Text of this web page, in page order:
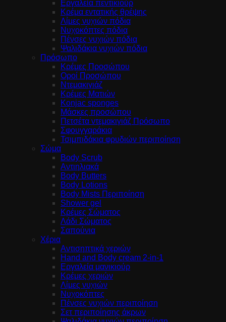
Εργαλεία πεντικιούρ
Κρέμα εντατικής θρέψης
Λίμες νυχιών πόδια
Νυχοκόπτες πόδια
Πένσες νυχιών πόδια
Ψαλιδάκια νυχιών πόδια
Πρόσωπο
Κρέμες Προσώπου
Οροί Προσώπου
Ντεμακιγιάζ
Κρέμες Ματιών
Konjac sponges
Μάσκες προσώπου
Πετσέτα ντεμακιγιάζ Πρόσωπο
Σφουγγαράκια
Τσιμπιδάκια φρυδιών περιποίηση
Σώμα
Body Scrub
Αντιηλιακά
Body Butters
Body Lotions
Body Mists Περιποίηση
Shower gel
Κρέμες Σώματος
Λάδι Σώματος
Σαπούνια
Χέρια
Αντισηπτικά χεριών
Hand and Body cream 2-in-1
Εργαλεία μανικιούρ
Κρέμες χεριών
Λίμες νυχιών
Νυχοκόπτες
Πένσες νυχιών περιποίηση
Σετ περιποίησης άκρων